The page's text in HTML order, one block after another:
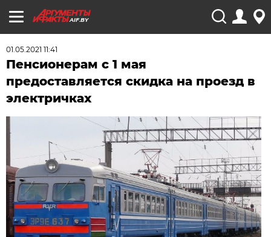
AIF.BY
01.05.2021 11:41
Пенсионерам с 1 мая
предоставляется скидка на проезд в
электричках